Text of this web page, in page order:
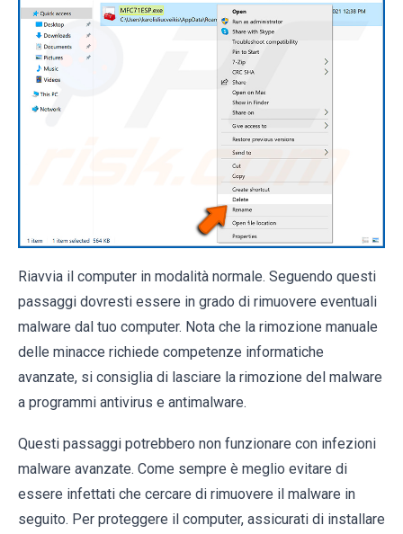
Riavvia il computer in modalità normale. Seguendo questi
passaggi dovresti essere in grado di rimuovere eventuali
malware dal tuo computer. Nota che la rimozione manuale
delle minacce richiede competenze informatiche
avanzate, si consiglia di lasciare la rimozione del malware
a programmi antivirus e antimalware.
Questi passaggi potrebbero non funzionare con infezioni
malware avanzate. Come sempre è meglio evitare di
essere infettati che cercare di rimuovere il malware in
seguito. Per proteggere il computer, assicurati di installare